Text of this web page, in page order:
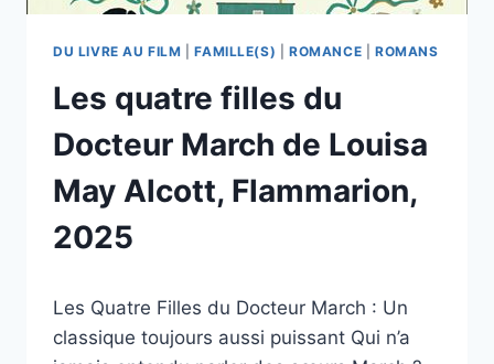
DU LIVRE AU FILM |FAMILLE(S) |ROMANCE |ROMANS
Les quatre filles du
Docteur March de Louisa
May Alcott, Flammarion,
2025
esther.vernier@gmail.com
Les Quatre Filles du Docteur March : Un
classique toujours aussi puissant Qui n’a